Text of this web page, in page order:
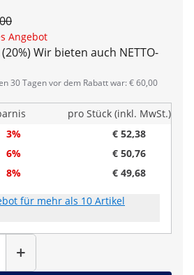
Angebot
Wir bieten auch NETTO-
30 Tagen vor dem Rabatt war: € 60,00
pro Stück (inkl. MwSt.)
3%
€ 52,38
6%
€ 50,76
8% € 49,68
für mehr als 10 Artikel
+